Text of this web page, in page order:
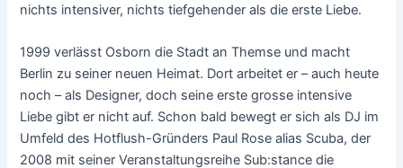
nichts intensiver, nichts tiefgehender als die erste Liebe.
1999 verlässt Osborn die Stadt an Themse und macht
Berlin zu seiner neuen Heimat. Dort arbeitet er – auch heute
noch – als Designer, doch seine erste grosse intensive
Liebe gibt er nicht auf. Schon bald bewegt er sich als DJ im
Umfeld des Hotflush-Gründers Paul Rose alias Scuba, der
2008 mit seiner Veranstaltungsreihe Sub:stance die